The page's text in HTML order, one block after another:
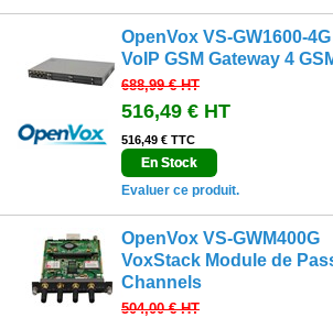
OpenVox VS-GW1600-4G
VoIP GSM Gateway 4
688,99 €HT
516,49 € HT
516,49 € TTC
En Stock
Evaluer ce produit.
OpenVox VS-GWM400G
VoxStack Module de
Channels
504,00 €HT